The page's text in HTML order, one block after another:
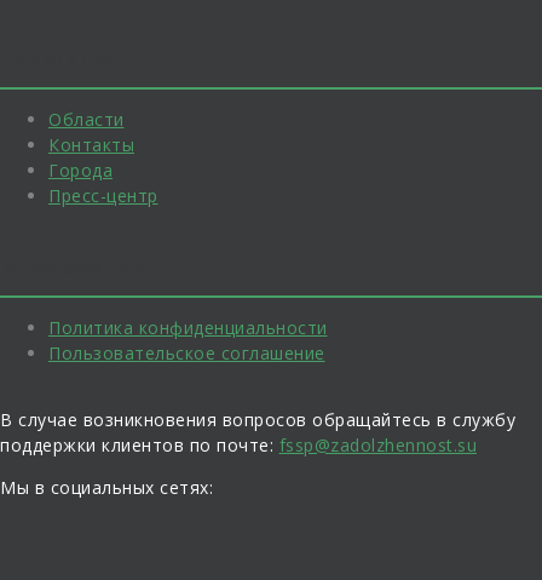
Области
Контакты
Города
Пресс-центр
Политика конфиденциальности
Пользовательское соглашение
В случае возникновения вопросов обращайтесь в службу
поддержки клиентов по почте: fssp@zadolzhennost.su
Мы в социальных сетях: